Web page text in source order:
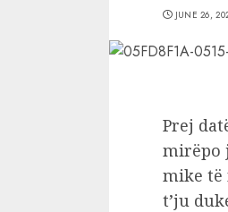
JUNE 26,
Prej
mirëpo
mike të
t’ju